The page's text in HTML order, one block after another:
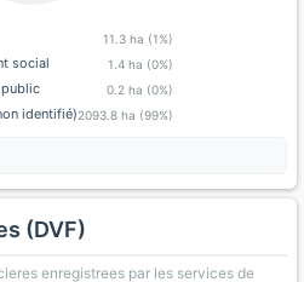
11.3 ha (1%)
social 1.4 ha (0%)
0.2 ha (0%)
identifié)2093.8 ha (99%)
(DVF)
enregistrees par les services de